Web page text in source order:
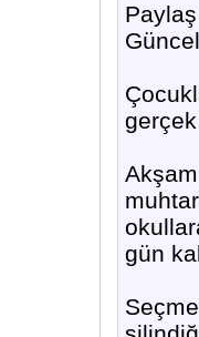
Paylaş
gün